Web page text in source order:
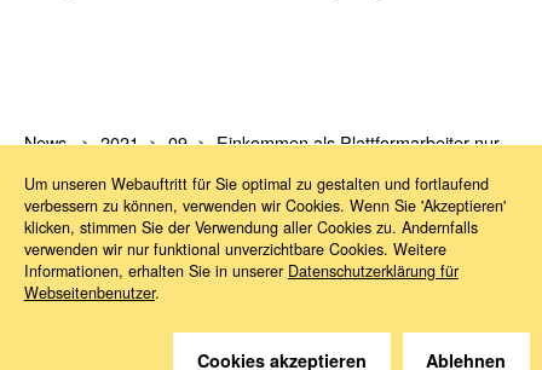
News 2021 09 Einkommen als Plattformarbeiter nur selten sozialversichert
Sie haben Fragen?
Um unseren Webauftritt für Sie optimal zu gestalten und fortlaufend
verbessern zu können, verwenden wir Cookies. Wenn Sie 'Akzeptieren'
klicken, stimmen Sie der Verwendung aller Cookies zu. Andernfalls
verwenden wir nur funktional unverzichtbare Cookies. Weitere
Informationen, erhalten Sie in unserer Datenschutzerklärung für
Webseitenbenutzer.
Cookies akzeptieren Ablehnen